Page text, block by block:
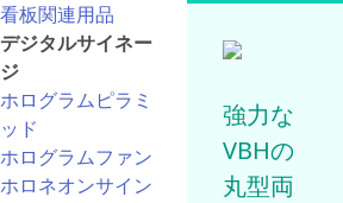
看板関連用品
デジタルサイネー
ジ
ホログラムピラミ
ッド
ホログラムファン
ホロネオンサイン
強力な
VBHの
丸型両